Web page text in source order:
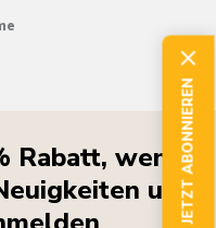
Rabatt, wenn
und
JETZT ABONNIEREN